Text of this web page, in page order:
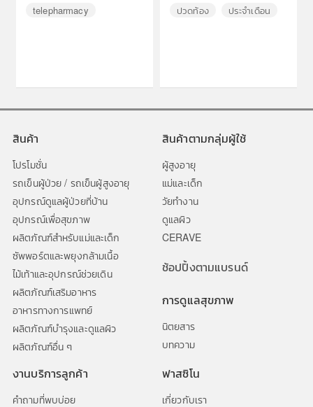
telepharmacy ปวดท้อง ประจำเดือน
สินค้า
โปรโมชั่น
รถเข็นผู้ป่วย / รถเข็นผู้สูงอายุ
อุปกรณ์ดูแลผู้ป่วยที่บ้าน
อุปกรณ์เพื่อสุขภาพ
ผลิตภัณฑ์สำหรับแม่และเด็ก
ซัพพอร์ตและพยุงกล้ามเนื้อ
ไม้เท้าและอุปกรณ์ช่วยเดิน
ผลิตภัณฑ์เสริมอาหาร
อาหารทางการแพทย์
ผลิตภัณฑ์บำรุงและดูแลผิว
ผลิตภัณฑ์อื่น ๆ
สินค้าตามกลุ่มผู้ใช้
ผู้สูงอายุ
แม่และเด็ก
วัยทำงาน
ดูแลผิว
CERAVE
ช้อปปิ้งตามแบรนด์
การดูแลสุขภาพ
นิตยสาร
บทความ
งานบริการลูกค้า
คำถามที่พบบ่อย
ฟาสซิโน
เกี่ยวกับเรา